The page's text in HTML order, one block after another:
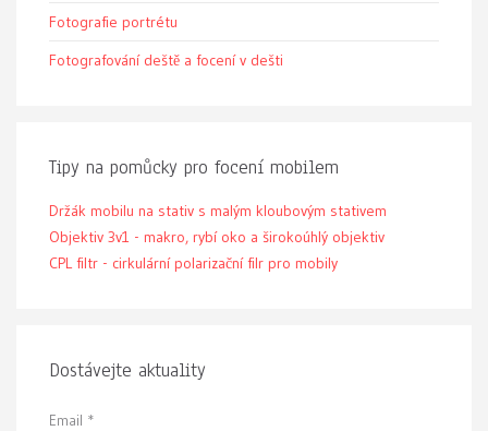
Fotografie portrétu
Fotografování deště a focení v dešti
Tipy na pomůcky pro focení mobilem
Držák mobilu na stativ s malým kloubovým stativem
Objektiv 3v1 - makro, rybí oko a širokoúhlý objektiv
CPL filtr - cirkulární polarizační filr pro mobily
Dostávejte aktuality
Email *